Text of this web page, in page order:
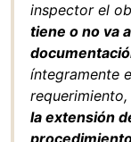
inspector el
tiene o no va
íntegramente
requerimiento,
la extensión